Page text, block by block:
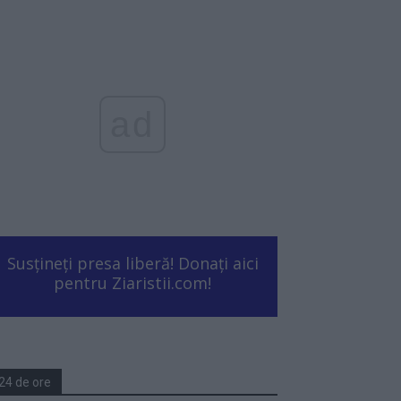
Susțineți presa liberă! Donați aici
pentru Ziaristii.com!
de ore